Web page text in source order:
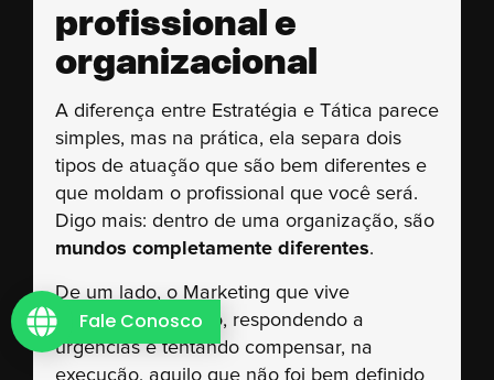
profissional e
organizacional
A diferença entre Estratégia e Tática parece
simples, mas na prática, ela separa dois
tipos de atuação que são bem diferentes e
que moldam o profissional que você será.
Digo mais: dentro de uma organização, são
mundos completamente diferentes.
De um lado, o Marketing que vive
apagando incêndio, respondendo a
urgências e tentando compensar, na
execução, aquilo que não foi bem definido
Fale Conosco